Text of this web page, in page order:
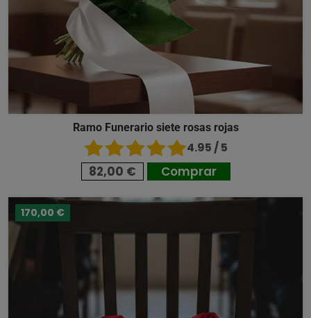
Ramo Funerario siete rosas rojas
4.95 / 5
82,00 € Comprar
170,00 €